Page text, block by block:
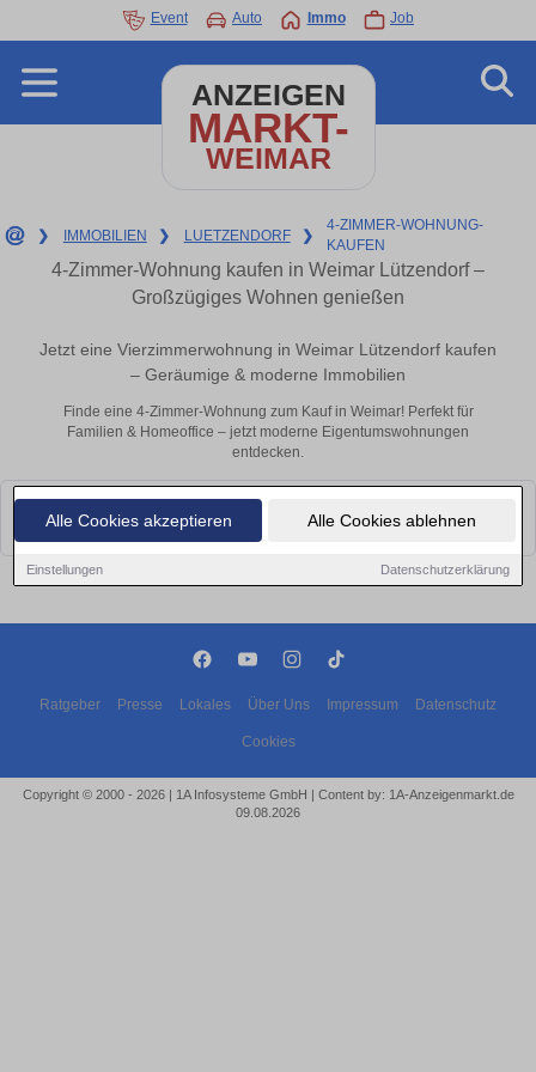
Alle Cookies akzeptieren Alle Cookies ablehnen
Einstellungen Datenschutzerklärung
Event Auto Immo Job
ANZEIGEN
MARKT-
WEIMAR
❯ IMMOBILIEN ❯ LUETZENDORF ❯
4-ZIMMER-WOHNUNG-
KAUFEN
4-Zimmer-Wohnung kaufen in Weimar Lützendorf –
Großzügiges Wohnen genießen
Jetzt eine Vierzimmerwohnung in Weimar Lützendorf kaufen
– Geräumige & moderne Immobilien
Finde eine 4-Zimmer-Wohnung zum Kauf in Weimar! Perfekt für
Familien & Homeoffice – jetzt moderne Eigentumswohnungen
entdecken.
Leider konnten wir derzeit keine passenden Objekte finden. Schauen Sie
bald wieder vorbei!
Ratgeber Presse Lokales Über Uns Impressum Datenschutz
Cookies
Copyright © 2000 - 2026 | 1A Infosysteme GmbH | Content by: 1A-Anzeigenmarkt.de
09.08.2026